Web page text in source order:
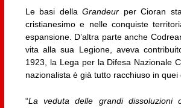
Le basi dellaGrandeur per Cioran
cristianesimo e nelle conquiste
espansione. D’altra parte anche
vita alla sua Legione, aveva
1923, la Lega per la Difesa Nazionale
nazionalista è già tutto racchiuso in quei
“La veduta delle grandi dissoluzioni